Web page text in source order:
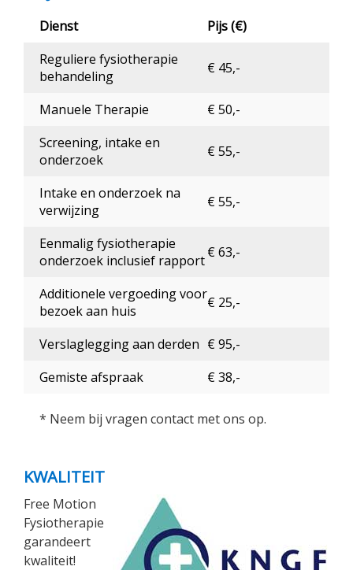
Dienst
Pijs (€)
Reguliere fysiotherapie
behandeling
€ 45,-
Manuele Therapie
€ 50,-
Screening, intake en
onderzoek
€ 55,-
Intake en onderzoek na
verwijzing
€ 55,-
Eenmalig fysiotherapie
onderzoek inclusief rapport€ 63,-
Additionele vergoeding voor
bezoek aan huis
€ 25,-
Verslaglegging aan derden € 95,-
Gemiste afspraak
€ 38,-
* Neem bij vragen contact met ons op.
KWALITEIT
Free Motion
Fysiotherapie
garandeert
kwaliteit!